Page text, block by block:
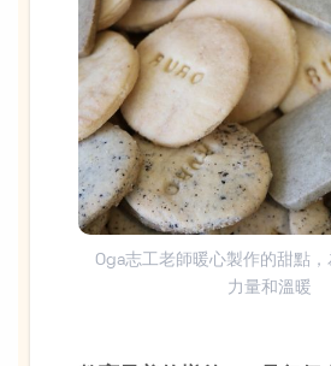
Oga志工老師暖心製作的甜點
力量和溫暖